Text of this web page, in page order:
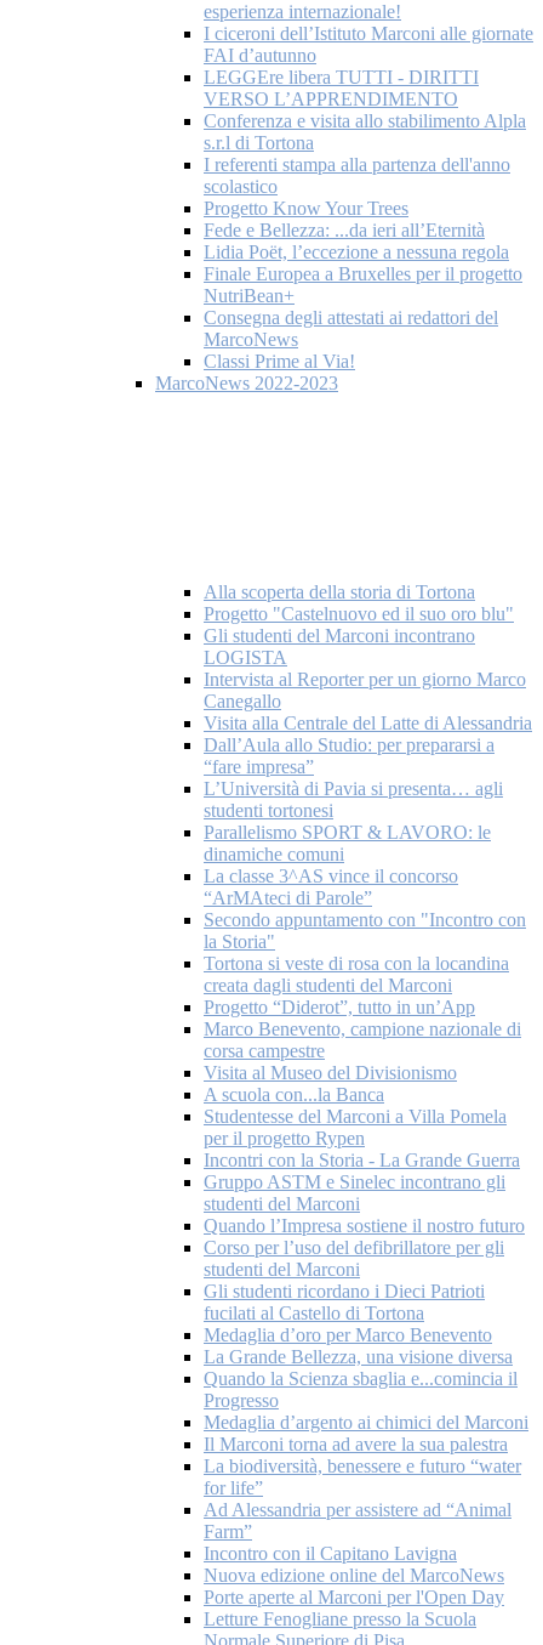
esperienza internazionale!
I ciceroni dell’Istituto Marconi alle giornate
FAI d’autunno
LEGGEre libera TUTTI - DIRITTI
VERSO L’APPRENDIMENTO
Conferenza e visita allo stabilimento Alpla
s.r.l di Tortona
I referenti stampa alla partenza dell'anno
scolastico
Progetto Know Your Trees
Fede e Bellezza: ...da ieri all’Eternità
Lidia Poët, l’eccezione a nessuna regola
Finale Europea a Bruxelles per il progetto
NutriBean+
Consegna degli attestati ai redattori del
MarcoNews
Classi Prime al Via!
MarcoNews 2022-2023
Alla scoperta della storia di Tortona
Progetto "Castelnuovo ed il suo oro blu"
Gli studenti del Marconi incontrano
LOGISTA
Intervista al Reporter per un giorno Marco
Canegallo
Visita alla Centrale del Latte di Alessandria
Dall’Aula allo Studio: per prepararsi a
“fare impresa”
L’Università di Pavia si presenta… agli
studenti tortonesi
Parallelismo SPORT & LAVORO: le
dinamiche comuni
La classe 3^AS vince il concorso
“ArMAteci di Parole”
Secondo appuntamento con "Incontro con
la Storia"
Tortona si veste di rosa con la locandina
creata dagli studenti del Marconi
Progetto “Diderot”, tutto in un’App
Marco Benevento, campione nazionale di
corsa campestre
Visita al Museo del Divisionismo
A scuola con...la Banca
Studentesse del Marconi a Villa Pomela
per il progetto Rypen
Incontri con la Storia - La Grande Guerra
Gruppo ASTM e Sinelec incontrano gli
studenti del Marconi
Quando l’Impresa sostiene il nostro futuro
Corso per l’uso del defibrillatore per gli
studenti del Marconi
Gli studenti ricordano i Dieci Patrioti
fucilati al Castello di Tortona
Medaglia d’oro per Marco Benevento
La Grande Bellezza, una visione diversa
Quando la Scienza sbaglia e...comincia il
Progresso
Medaglia d’argento ai chimici del Marconi
Il Marconi torna ad avere la sua palestra
La biodiversità, benessere e futuro “water
for life”
Ad Alessandria per assistere ad “Animal
Farm”
Incontro con il Capitano Lavigna
Nuova edizione online del MarcoNews
Porte aperte al Marconi per l'Open Day
Letture Fenogliane presso la Scuola